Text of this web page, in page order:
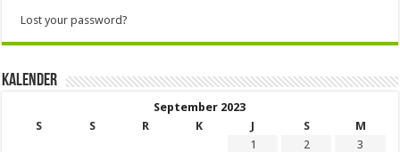
Lost your password?
Kalender
September 2023
S
S R K J S
M
1
2
3